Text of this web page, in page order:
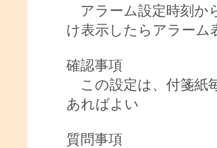
アラーム設定時刻か
け表示したらアラーム
確認事項
この設定は、付箋紙
あればよい
質問事項